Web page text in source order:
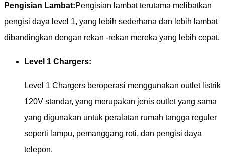
Pengisian Lambat:Pengisian lambat terutama melibatkan
pengisi daya level 1, yang lebih sederhana dan lebih lambat
dibandingkan dengan rekan -rekan mereka yang lebih cepat.
Level 1 Chargers:
Level 1 Chargers beroperasi menggunakan outlet listrik
120V standar, yang merupakan jenis outlet yang sama
yang digunakan untuk peralatan rumah tangga reguler
seperti lampu, pemanggang roti, dan pengisi daya
telepon.